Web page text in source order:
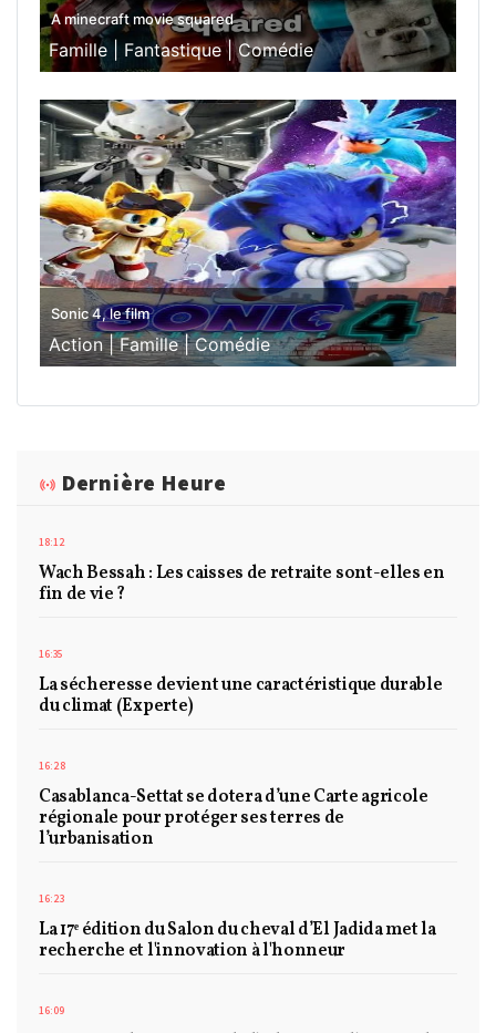
A minecraft movie squared
Famille | Fantastique |Comédie
Sonic 4, le film
Action |Famille |Comédie
Dernière Heure
18:12
Wach Bessah : Les caisses de retraite sont-elles en
fin de vie ?
16:35
La sécheresse devient une caractéristique durable
du climat (Experte)
16:28
Casablanca-Settat se dotera d’une Carte agricole
régionale pour protéger ses terres de
l’urbanisation
16:23
La 17ᵉ édition du Salon du cheval d’El Jadida met la
recherche et l'innovation à l'honneur
16:09